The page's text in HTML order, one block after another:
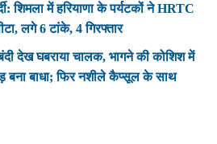
शिमला में हरियाणा के पर्यटकों ने HRTC
लगे 6 टांके, 4 गिरफ्तार
देख घबराया चालक, भागने की कोशिश में
बना बाधा; फिर नशीले कैप्सूल के साथ